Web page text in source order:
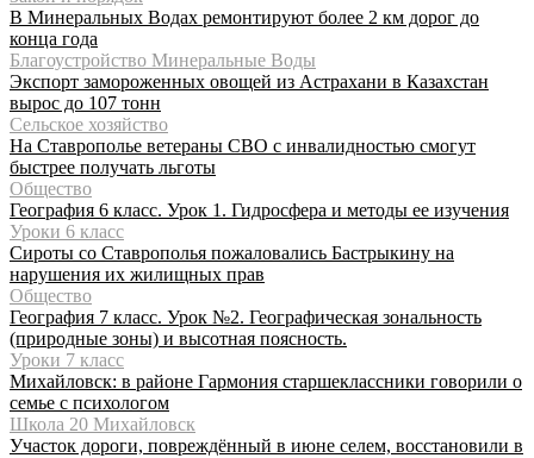
В Минеральных Водах ремонтируют более 2 км дорог до
конца года
Благоустройство Минеральные Воды
Экспорт замороженных овощей из Астрахани в Казахстан
вырос до 107 тонн
Сельское хозяйство
На Ставрополье ветераны СВО с инвалидностью смогут
быстрее получать льготы
Общество
География 6 класс. Урок 1. Гидросфера и методы ее изучения
Уроки 6 класс
Сироты со Ставрополья пожаловались Бастрыкину на
нарушения их жилищных прав
Общество
География 7 класс. Урок №2. Географическая зональность
(природные зоны) и высотная поясность.
Уроки 7 класс
Михайловск: в районе Гармония старшеклассники говорили о
семье с психологом
Школа 20 Михайловск
Участок дороги, повреждённый в июне селем, восстановили в